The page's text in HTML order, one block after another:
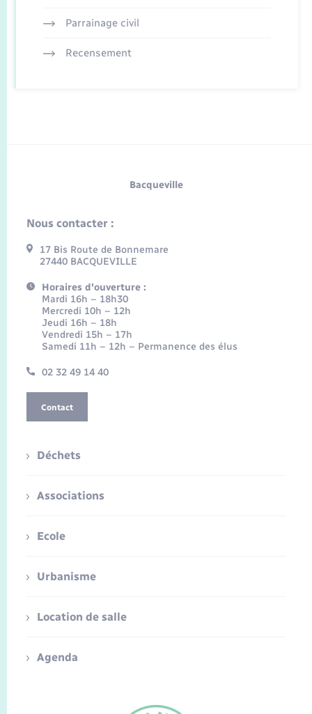
Parrainage civil
Recensement
Bacqueville
Nous contacter :
17 Bis Route de Bonnemare
27440 BACQUEVILLE
Horaires d'ouverture :
Mardi 16h – 18h30
Mercredi 10h – 12h
Jeudi 16h – 18h
Vendredi 15h – 17h
Samedi 11h – 12h – Permanence des élus
02 32 49 14 40
Contact
Déchets
Associations
Ecole
Urbanisme
Location de salle
Agenda